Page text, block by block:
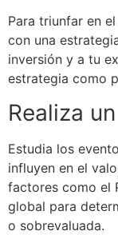
Para triunfar en
con una
inversión y a tu
estrategia como
Realiza
Estudia los
influyen en el
factores como el
global para
o sobrevaluada.